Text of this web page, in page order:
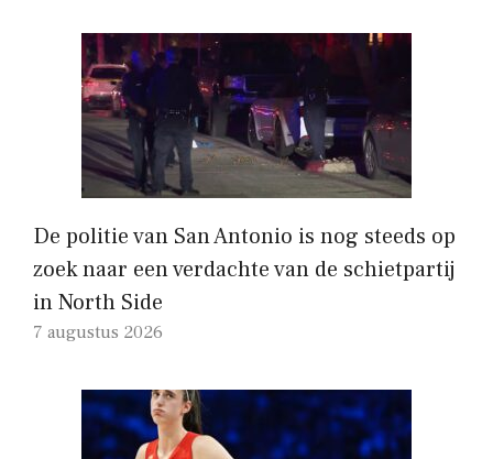
De politie van San Antonio is nog steeds op
zoek naar een verdachte van de schietpartij
in North Side
7 augustus 2026